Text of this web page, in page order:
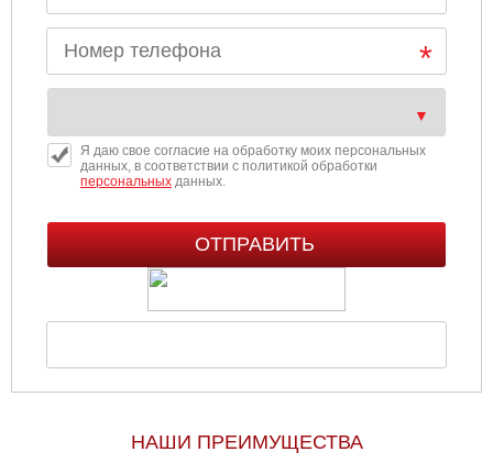
Я даю свое согласие на обработку моих персональных
данных, в соответствии с политикой обработки
персональныхданных.
НАШИ ПРЕИМУЩЕСТВА